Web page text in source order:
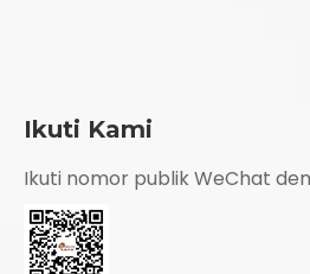
Ikuti Kami
Ikuti nomor publik WeChat